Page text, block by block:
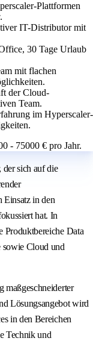
Plattformen
IT-Distributor mit
30 Tage Urlaub
mit flachen
der Cloud-
Team.
im Hyperscaler-
- 75000 € pro Jahr.
sich auf die
Einsatz in den
hat. In
Produktbereiche Data
sowie Cloud und
maßgeschneiderter
Lösungsangebot wird
in den Bereichen
Technik und